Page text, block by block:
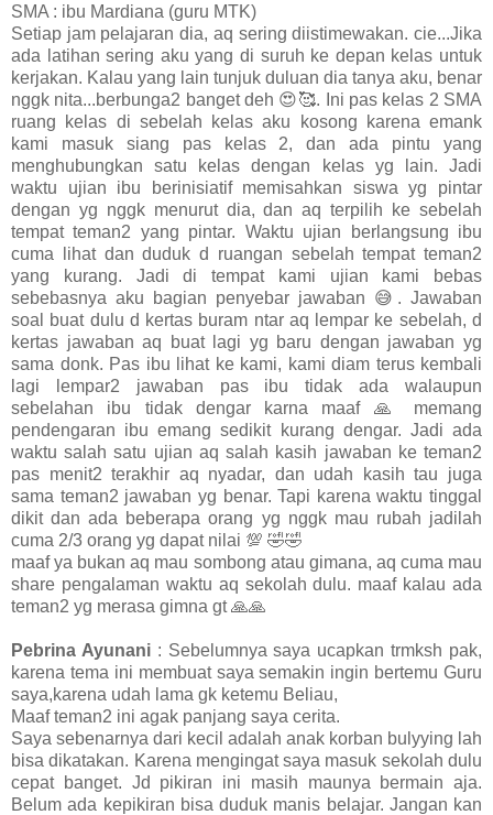
SMA : ibu Mardiana (guru MTK)
Setiap jam pelajaran dia, aq sering diistimewakan. cie...Jika
ada latihan sering aku yang di suruh ke depan kelas untuk
kerjakan. Kalau yang lain tunjuk duluan dia tanya aku, benar
nggk nita...berbunga2 banget deh 😍🥰. Ini pas kelas 2 SMA
ruang kelas di sebelah kelas aku kosong karena emank
kami masuk siang pas kelas 2, dan ada pintu yang
menghubungkan satu kelas dengan kelas yg lain. Jadi
waktu ujian ibu berinisiatif memisahkan siswa yg pintar
dengan yg nggk menurut dia, dan aq terpilih ke sebelah
tempat teman2 yang pintar. Waktu ujian berlangsung ibu
cuma lihat dan duduk d ruangan sebelah tempat teman2
yang kurang. Jadi di tempat kami ujian kami bebas
sebebasnya aku bagian penyebar jawaban 😅. Jawaban
soal buat dulu d kertas buram ntar aq lempar ke sebelah, d
kertas jawaban aq buat lagi yg baru dengan jawaban yg
sama donk. Pas ibu lihat ke kami, kami diam terus kembali
lagi lempar2 jawaban pas ibu tidak ada walaupun
sebelahan ibu tidak dengar karna maaf 🙏 memang
pendengaran ibu emang sedikit kurang dengar. Jadi ada
waktu salah satu ujian aq salah kasih jawaban ke teman2
pas menit2 terakhir aq nyadar, dan udah kasih tau juga
sama teman2 jawaban yg benar. Tapi karena waktu tinggal
dikit dan ada beberapa orang yg nggk mau rubah jadilah
cuma 2/3 orang yg dapat nilai 💯 🤣🤣
maaf ya bukan aq mau sombong atau gimana, aq cuma mau
share pengalaman waktu aq sekolah dulu. maaf kalau ada
teman2 yg merasa gimna gt 🙏🙏
Pebrina Ayunani: Sebelumnya saya ucapkan trmksh pak,
karena tema ini membuat saya semakin ingin bertemu Guru
saya,karena udah lama gk ketemu Beliau,
Maaf teman2 ini agak panjang saya cerita.
Saya sebenarnya dari kecil adalah anak korban bulyying lah
bisa dikatakan. Karena mengingat saya masuk sekolah dulu
cepat banget. Jd pikiran ini masih maunya bermain aja.
Belum ada kepikiran bisa duduk manis belajar. Jangan kan